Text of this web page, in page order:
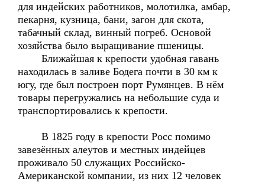
для индейских работников, молотилка, амбар,
пекарня, кузница, бани, загон для скота,
табачный склад, винный погреб. Основой
хозяйства было выращивание пшеницы.
Ближайшая к крепости удобная гавань
находилась в заливе Бодега почти в 30 км к
югу, где был построен порт Румянцев. В нём
товары перегружались на небольшие суда и
транспортировались к крепости.
В 1825 году в крепости Росс помимо
завезённых алеутов и местных индейцев
проживало 50 служащих Российско-
Американской компании, из них 12 человек